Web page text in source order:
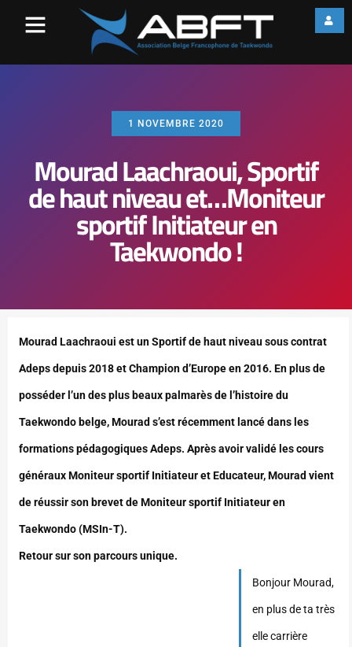
1 NOVEMBRE 2020
Mourad Laachraoui, Sportif
de haut niveau et…Moniteur
sportif Initiateur en
Taekwondo !
Mourad Laachraoui est un Sportif de haut niveau sous contrat
Adeps depuis 2018 et Champion d’Europe en 2016. En plus de
posséder l’un des plus beaux palmarès de l’histoire du
Taekwondo belge, Mourad s’est récemment lancé dans les
formations pédagogiques Adeps. Après avoir validé les cours
généraux Moniteur sportif Initiateur et Educateur, Mourad vient
de réussir son brevet de Moniteur sportif Initiateur en
Taekwondo (MSIn-T).
Retour sur son parcours unique.
Bonjour Mourad,
en plus de ta très
elle carrière